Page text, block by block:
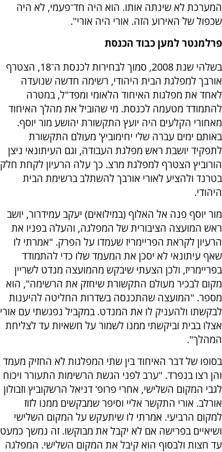
המערכת לא שינתה אותו. הוא היה חד־פעמי, לא היה
שכפול של האירוע הזה. אורי היה אורי".
פרלמנטר למען כבוד הכנסת
בשלהי שנת 2008, סמוך לבחירות לכנסת ה־18, הצטרף
אורבך למפלגת הבית היהודי, רשימה חדשה שנועדה
לאחד את מפלגות האיחוד הלאומי ומפד"ל, במטרה
להתמודד מטעמה לכנסת. מי שהוביל את מהלך האיחוד
מאחורי הקלעים היה יועץ התקשורת יהושע מור יוסף.
באותם ימים עברה שלי יחימוביץ' מעולם התקשורת
לתפקיד יושבת ראש מפלגת העבודה, וגם העיתונאי ניצן
הורוביץ הצטרף למפלגת מרצ. כך עלה הרעיון לקחת חלק
בטרנד ולהציע לאורי אורבך להשתלב ברשימת הבית
היהודי.
מור יוסף פנה אל האלוף (במילואים) יעקב עמידרור, יושב
ראש המועצה הציבורית של המפלגה, והעלה בפניו את
הרעיון לקראת הפריימריז שעמדו על הפרק. "אמרתי לו
שאף עיתונאי לא יסכן את המעמד שלו כדי להתמודד
בפריימריז, ולכן הצעתי שיבקש מהמועצה מנדט לשריין
מקום לבכיר מעולם התקשורת שיחזק את הרשימה", הוא
מספר. "המועצה שהתכנסה בשדרות החליטה להיענות
לבקשתו ולהעניק לו את המנדט. במקביל נפגשתי עם אורי
אצלו בבית וביקשתי ממנו לשמור על חשאיות עד לצליחת
המהלך".
בסופו של דבר האיחוד בין שתי המפלגות לא החזיק מעמד
והן רצו בנפרד. "ערב לפני הגשת הרשימות התעורר ויכוח
לגבי המקום השלישי, אחרי פרופ' דניאל הרשקוביץ וזבולון
אורלב. אורי התקשר אליי וסיפר שמבקשים ממנו לזוז
למקום הרביעי. אמרתי לו שיתעקש על המקום השלישי
ושיאיים בפרישה אם לא יקבל את מבוקשו. זה נמשך כמעט
עד חצות ולבסוף הוא קיבל את המקום השלישי. המפלגה